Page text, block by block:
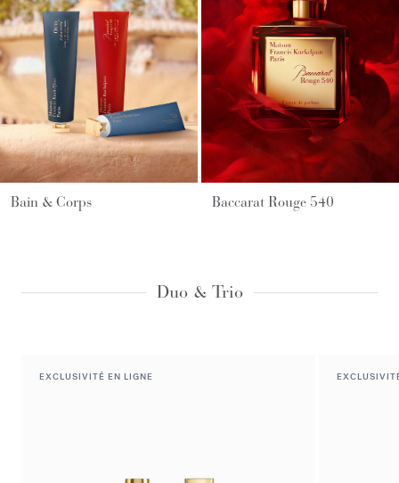
Bain & Corps Baccarat Rouge 540
Duo & Trio
EXCLUSIVITÉ EN LIGNE